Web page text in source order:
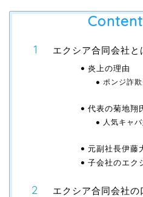
エクシア合同会社と
炎上の理由
ポンジ詐
代表の菊地翔
人気キャ
元副社長伊藤
子会社のエク
エクシア合同会社の